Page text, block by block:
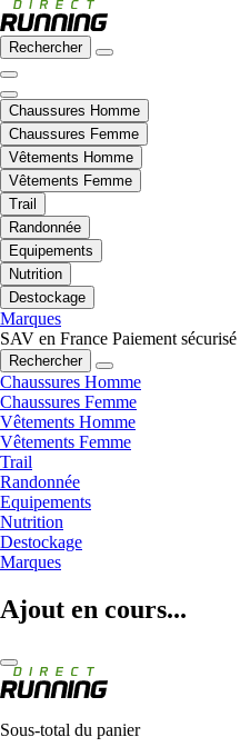
Rechercher
Chaussures Homme
Chaussures Femme
Vêtements Homme
Vêtements Femme
Trail
Randonnée
Equipements
Nutrition
Destockage
Marques
SAV en France Paiement sécurisé
Rechercher
Chaussures Homme
Chaussures Femme
Vêtements Homme
Vêtements Femme
Trail
Randonnée
Equipements
Nutrition
Destockage
Marques
Ajout en cours...
Sous-total du panier